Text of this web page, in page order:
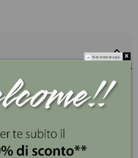
in porcellana traforata
Angeli custodi pronti a vegliare il
stellato sull'abito finemente
propagazione della luce
del tuo bimbo.
Non mostrare più.